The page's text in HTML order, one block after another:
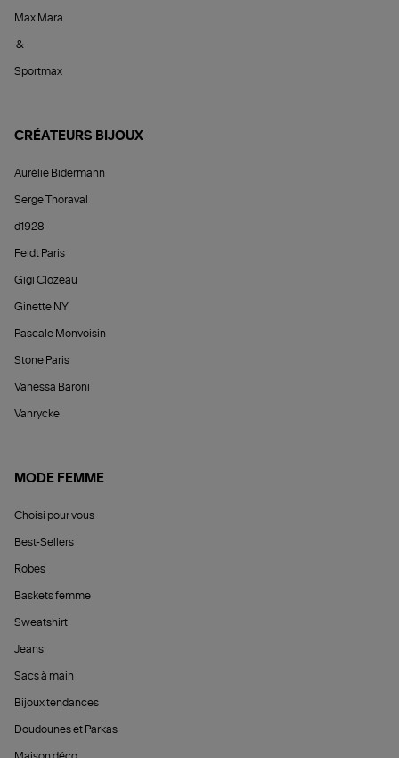
Max Mara
&
Sportmax
CRÉATEURS BIJOUX
Aurélie Bidermann
Serge Thoraval
d1928
Feidt Paris
Gigi Clozeau
Ginette NY
Pascale Monvoisin
Stone Paris
Vanessa Baroni
Vanrycke
MODE FEMME
Choisi pour vous
Best-Sellers
Robes
Baskets femme
Sweatshirt
Jeans
Sacs à main
Bijoux tendances
Doudounes et Parkas